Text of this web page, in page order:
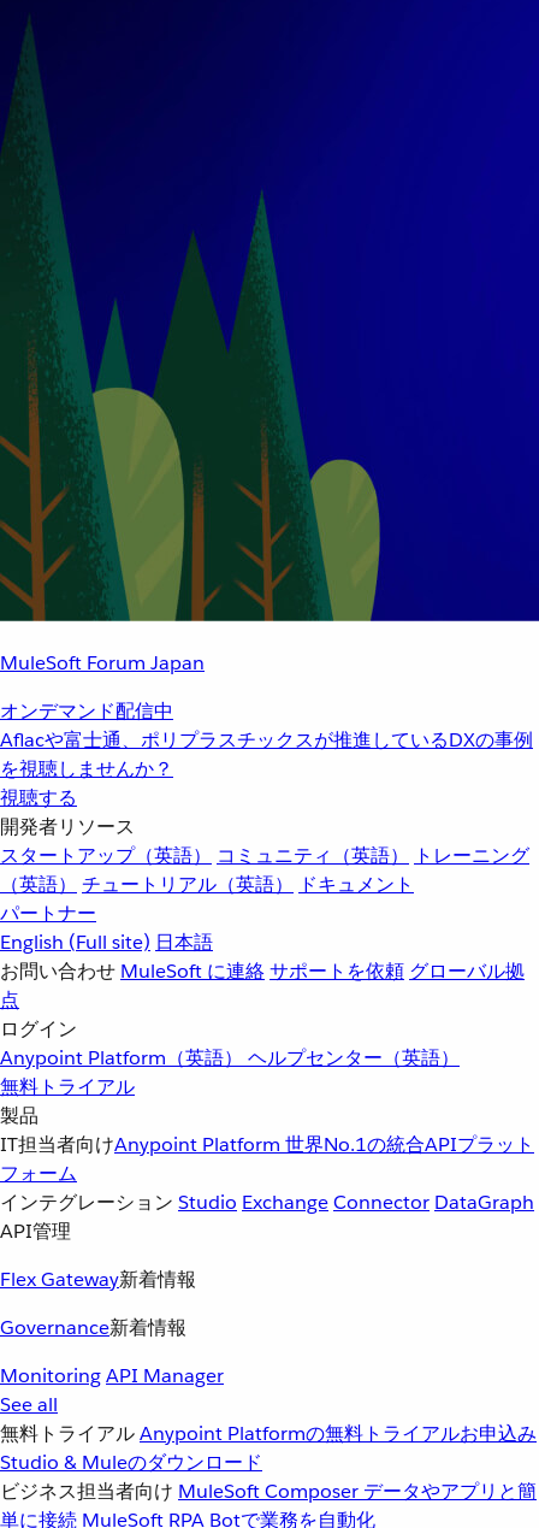
MuleSoft Forum Japan
オンデマンド配信中
Aflacや富士通、ポリプラスチックスが推進しているDXの事例
を視聴しませんか？
視聴する
開発者リソース
スタートアップ（英語）
コミュニティ（英語）
トレーニング
（英語）
チュートリアル（英語）
ドキュメント
パートナー
English (Full site) 日本語
お問い合わせ MuleSoft に連絡サポートを依頼 グローバル拠
点
ログイン
Anypoint Platform（英語） ヘルプセンター（英語）
無料トライアル
製品
IT担当者向けAnypoint Platform 世界No.1の統合APIプラット
フォーム
インテグレーション Studio ExchangeConnector DataGraph
API管理
Flex Gateway新着情報
Governance新着情報
MonitoringAPI Manager
See all
無料トライアルAnypoint Platformの無料トライアルお申込み
Studio & Muleのダウンロード
ビジネス担当者向け MuleSoft Composer データやアプリと簡
単に接続 MuleSoft RPA Botで業務を自動化